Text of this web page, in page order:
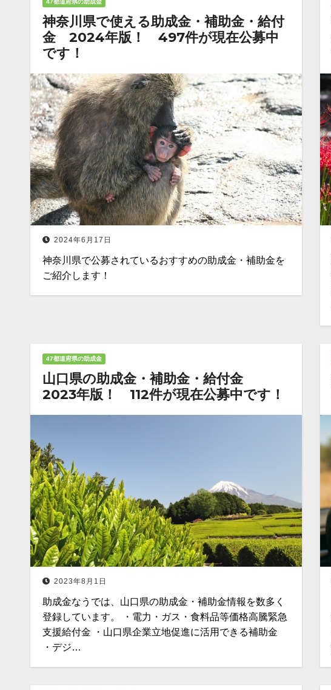
47都道府県の助成金
神奈川県で使える助成金・補助金・給付
金 2024年版！ 497件が現在公募中
です！
2024年6月17日
神奈川県で公募されているおすすめの助成金・補助金を
ご紹介します！
47都道府県の助成金
山口県の助成金・補助金・給付金
2023年版！ 112件が現在公募中です！
2023年8月1日
助成金なうでは、山口県の助成金・補助金情報を数多く
登録しています。 ・電力・ガス・食料品等価格高騰緊急
支援給付金 ・山口県企業立地促進に活用できる補助金
・デジ…